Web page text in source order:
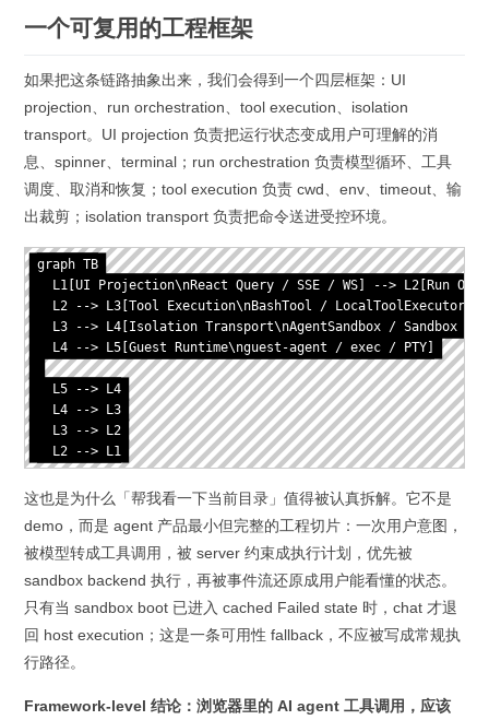
一个可复用的工程框架
如果把这条链路抽象出来，我们会得到一个四层框架：UI
projection、run orchestration、tool execution、isolation
transport。UI projection 负责把运行状态变成用户可理解的消
息、spinner、terminal；run orchestration 负责模型循环、工具
调度、取消和恢复；tool execution 负责 cwd、env、timeout、输
出裁剪；isolation transport 负责把命令送进受控环境。
graph TB
L1[UI Projection\nReact Query / SSE / WS] --> L2[Run
  L2 --> L3[Tool Execution\nBashTool / LocalToolExecutor]
L3 --> L4[Isolation Transport\nAgentSandbox / Sandbox /
  L4 --> L5[Guest Runtime\nguest-agent / exec / PTY]
  L5 --> L4
  L4 --> L3
  L3 --> L2
  L2 --> L1
这也是为什么「帮我看一下当前目录」值得被认真拆解。它不是
demo，而是 agent 产品最小但完整的工程切片：一次用户意图，
被模型转成工具调用，被 server 约束成执行计划，优先被
sandbox backend 执行，再被事件流还原成用户能看懂的状态。
只有当 sandbox boot 已进入 cached Failed state 时，chat 才退
回 host execution；这是一条可用性 fallback，不应被写成常规执
行路径。
Framework-level 结论：浏览器里的 AI agent 工具调用，应该